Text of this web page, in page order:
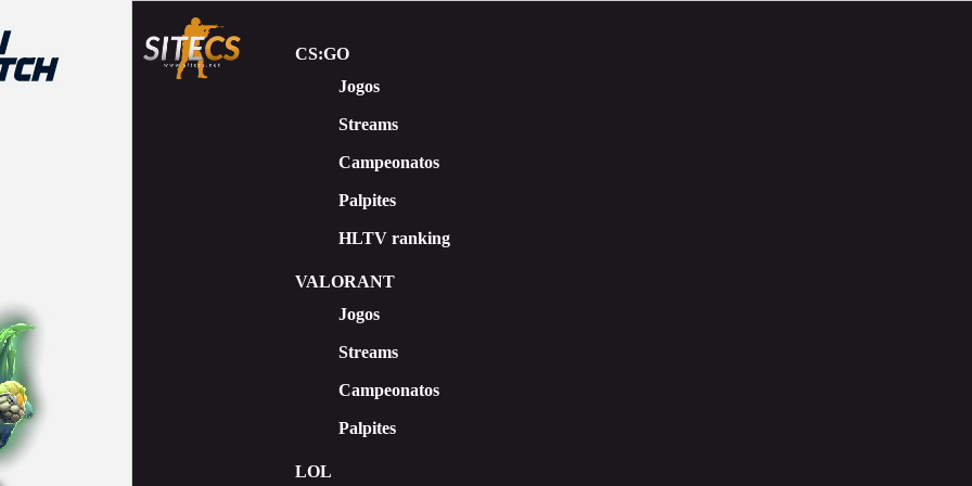
CS:GO
Jogos
Streams
Сampeonatos
Palpites
HLTV ranking
VALORANT
Jogos
Streams
Campeonatos
Palpites
LOL